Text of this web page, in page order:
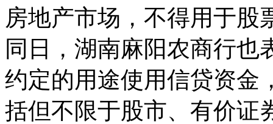
房地产市场，不得用于
同日，湖南麻阳农商行也
约定的用途使用信贷资金
括但不限于股市、有价证